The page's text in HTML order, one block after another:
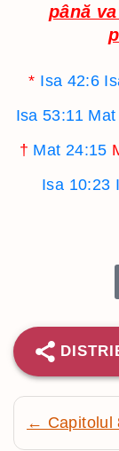
până
* Isa 42:6
Isa 53:11
† Mat 24:15
Isa 10:23
← Capitolul